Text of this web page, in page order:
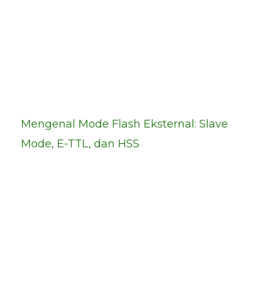
Mengenal Mode Flash Eksternal: Slave
Mode, E-TTL, dan HSS